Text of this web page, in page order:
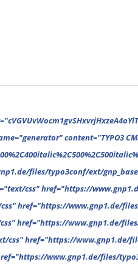
assets/theme/featured-1616255617.css" media="all"> <link rel="stylesheet" type="text/css" href="https://www.gnp1.de/files/typo3conf/ext/gnp_base/resources/public/assets/theme/footer-1616255617.css" media="all"> <link rel="stylesheet" type="text/css" href="https://www.gnp1.de/files/typo3conf/ext/gnp_base/resources/public/assets/theme/general-1616255617.css" media="all"> <link rel="stylesheet" type="text/css" href="https://www.gnp1.de/files/typo3conf/ext/gnp_base/resources/public/assets/theme/header-1616255617.css"